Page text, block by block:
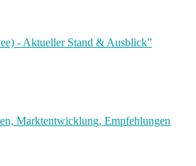
- Aktueller Stand & Ausblick”
Marktentwicklung, Empfehlungen